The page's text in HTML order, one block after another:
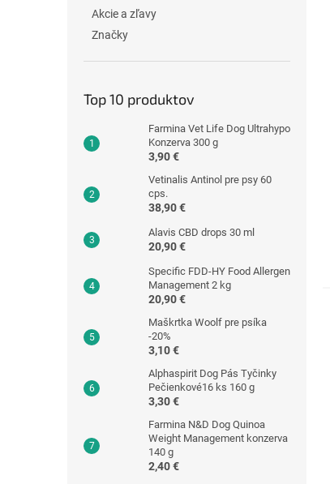
Akcie a zľavy
Značky
Top 10 produktov
Farmina Vet Life Dog Ultrahypo
Konzerva 300 g
3,90 €
Vetinalis Antinol pre psy 60
cps.
38,90 €
Alavis CBD drops 30 ml
20,90 €
Specific FDD-HY Food Allergen
Management 2 kg
20,90 €
Maškrtka Woolf pre psíka
-20%
3,10 €
Alphaspirit Dog Pás Tyčinky
Pečienkové16 ks 160 g
3,30 €
Farmina N&D Dog Quinoa
Weight Management konzerva
140 g
2,40 €